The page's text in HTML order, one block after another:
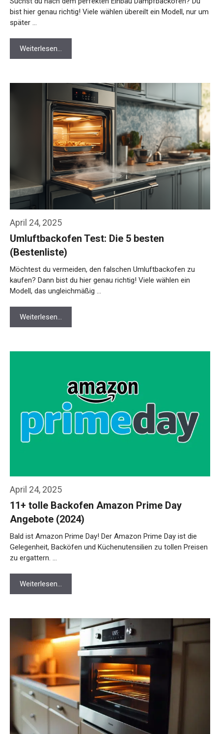
bist hier genau richtig! Viele wählen übereilt ein Modell, nur um
später …
Weiterlesen…
April 24, 2025
Umluftbackofen Test: Die 5 besten
(Bestenliste)
Möchtest du vermeiden, den falschen Umluftbackofen zu
kaufen? Dann bist du hier genau richtig! Viele wählen ein
Modell, das ungleichmäßig …
Weiterlesen…
April 24, 2025
11+ tolle Backofen Amazon Prime Day
Angebote (2024)
Bald ist Amazon Prime Day! Der Amazon Prime Day ist die
Gelegenheit, Backöfen und Küchenutensilien zu tollen Preisen
zu ergattern. …
Weiterlesen…